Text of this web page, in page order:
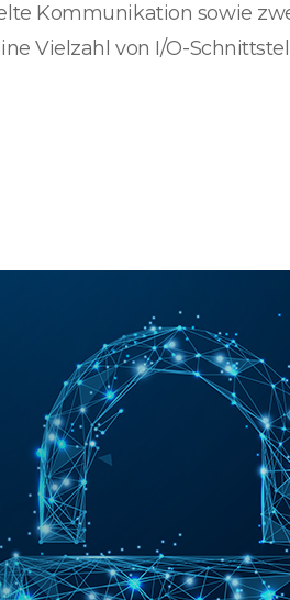
Kommunikation sowie
Vielzahl von I/O-